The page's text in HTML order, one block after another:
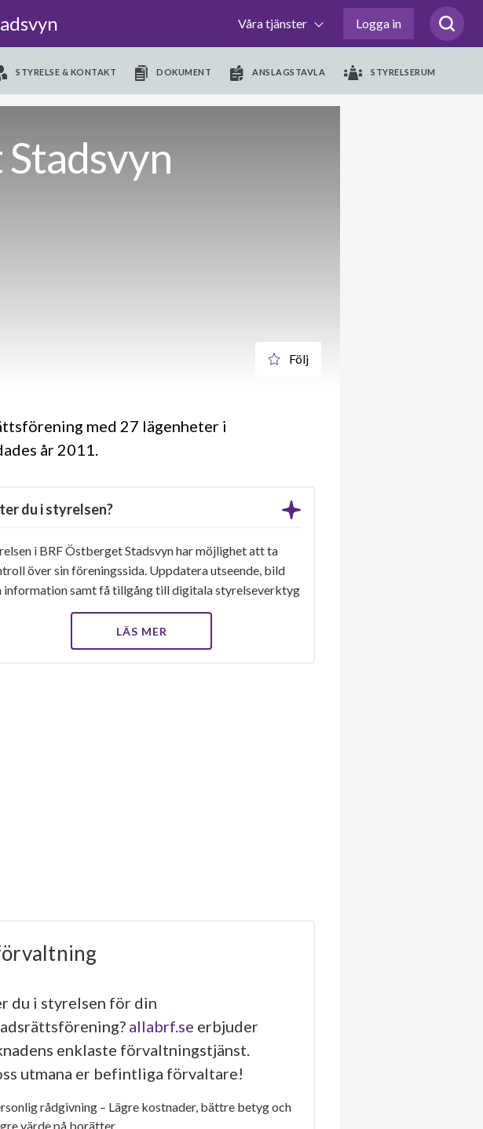
Våra tjänster Logga in
STYRELSE & KONTAKT DOKUMENT ANSLAGSTAVLA STYRELSERUM
Följ
med 27 lägenheter i
år 2011
du i styrelsen?
i BRF Östberget Stadsvyn har möjlighet att ta
över sin föreningssida. Uppdatera utseende, bild
information samt få tillgång till digitala styrelseverktyg
LÄS MER
du i styrelsen för din
allabrf.se erbjuder
enklaste förvaltningstjänst.
utmana er befintliga förvaltare!
rådgivning – Lägre kostnader, bättre betyg och
värde på borätter